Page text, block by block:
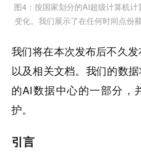
图4：按国家划分的AI超级计算机
变化。我们展示了在任何时间点份
我们将在本次发布后不久
以及相关文档。我们的数
的AI数据中心的一部分，
护。
引言